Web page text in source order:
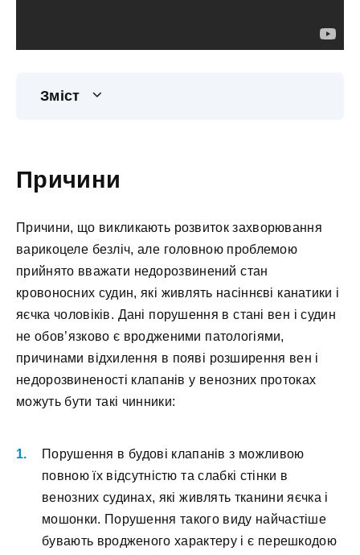
Зміст
Причини
Причини, що викликають розвиток захворювання
варикоцеле безліч, але головною проблемою
прийнято вважати недорозвинений стан
кровоносних судин, які живлять насіннєві канатики і
яєчка чоловіків. Дані порушення в стані вен і судин
не обов’язково є вродженими патологіями,
причинами відхилення в появі розширення вен і
недорозвиненості клапанів у венозних протоках
можуть бути такі чинники:
Порушення в будові клапанів з можливою
повною їх відсутністю та слабкі стінки в
венозних судинах, які живлять тканини яєчка і
мошонки. Порушення такого виду найчастіше
бувають вродженого характеру і є перешкодою